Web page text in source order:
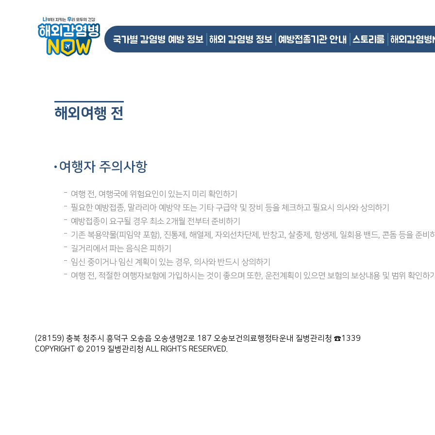
국가별 감염병 예방 정보 해외 감염병 정보 예방접종기관 안내 스토리룸 해외감염
해외여행 전
여행자 주의사항
여행 전, 여행국에 위험요인이 있는지 미리 확인하기
필요한 예방접종, 말라리아 예방약 또는 기타 구급약 및 장비 등을 체크하고 필요시 의사와 상의하기
예방접종이 요구될 경우 최소 2개월 전부터 준비하기
기존 복용약물(피임약 포함), 진통제, 해열제, 자외선차단제, 반창고, 살충제, 항생제, 일회용 밴드, 콘돔 등을 준비
길거리에서 파는 음식은 피하기
임신 중이거나 임신 계획이 있는 경우, 의사와 반드시 상의하기
여행 전, 적절한 여행자보험에 가입하시는 것이 좋으며 또한, 운전계획이 있으면 보험의 보상내용 및 범위 확인하
(28159) 충북 청주시 흥덕구 오송읍 오송생명2로 187 오송보건의료행정타운내 질병관리청 ☎1339
COPYRIGHT © 2019 질병관리청 ALL RIGHTS RESERVED.